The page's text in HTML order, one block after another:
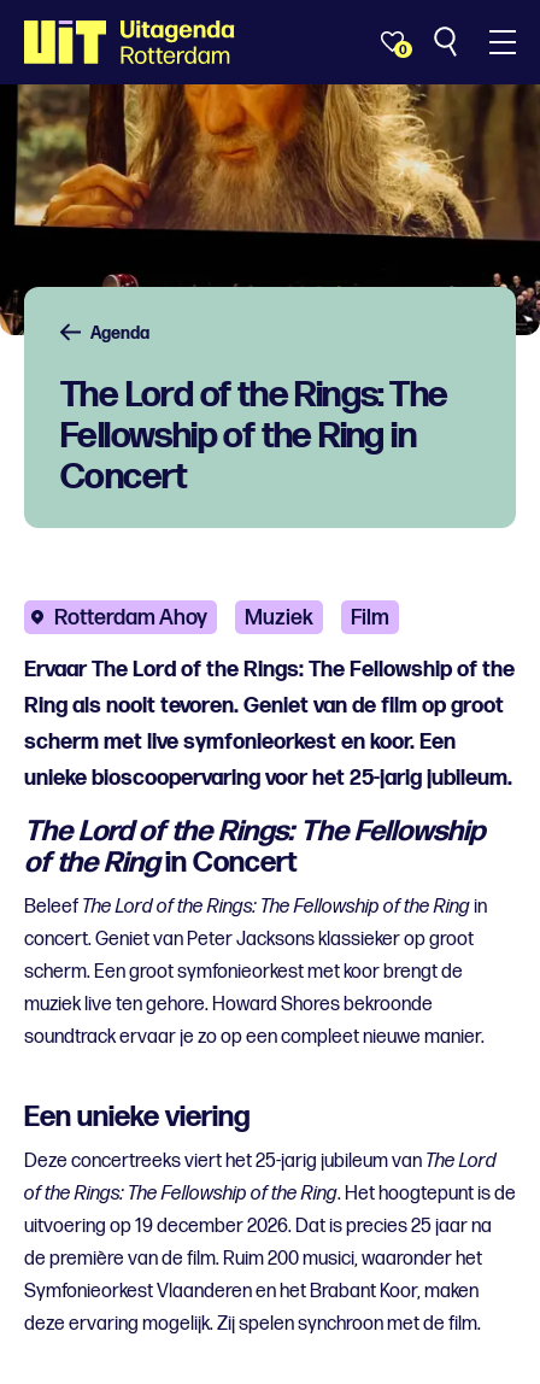
0
Agenda
The Lord of the Rings: The
Fellowship of the Ring in
Concert
Rotterdam Ahoy Muziek Film
Ervaar The Lord of the Rings: The Fellowship of the
Ring als nooit tevoren. Geniet van de film op groot
scherm met live symfonieorkest en koor. Een
unieke bioscoopervaring voor het 25-jarig jubileum.
The Lord of the Rings: The Fellowship
of the Ringin Concert
Beleef The Lord of the Rings: The Fellowship of the Ringin
concert. Geniet van Peter Jacksons klassieker op groot
scherm. Een groot symfonieorkest met koor brengt de
muziek live ten gehore. Howard Shores bekroonde
soundtrack ervaar je zo op een compleet nieuwe manier.
Een unieke viering
Deze concertreeks viert het 25-jarig jubileum van The Lord
of the Rings: The Fellowship of the Ring. Het hoogtepunt is de
uitvoering op 19 december 2026. Dat is precies 25 jaar na
de première van de film. Ruim 200 musici, waaronder het
Symfonieorkest Vlaanderen en het Brabant Koor, maken
deze ervaring mogelijk. Zij spelen synchroon met de film.